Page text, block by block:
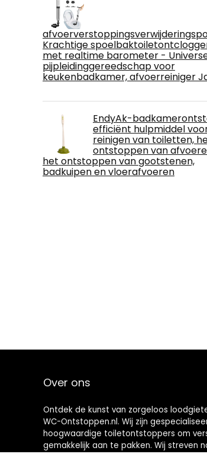
Krachtige
met realtime barometer -
pijpleidinggereedschap voor
keukenbadkamer, afvoerreiniger
EndyAk-
efficiënt hulpmiddel
reinigen van toiletten,
ontstoppen van
het ontstoppen van gootstenen,
badkuipen en vloerafvoeren
Over ons
Ontdek de kunst van zorgeloos
WC-Ontstoppen.nl. Wij zijn
hoogwaardige toiletontstoppers om
gemakkelijk aan te pakken. Wij streven